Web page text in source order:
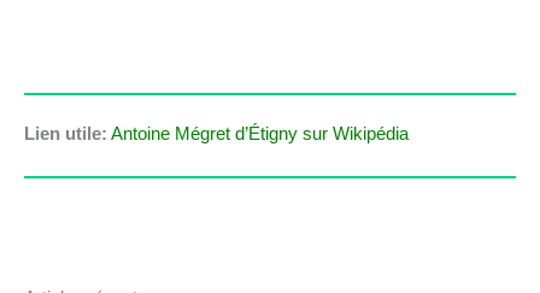
Lien utile: Antoine Mégret d’Étigny sur Wikipédia